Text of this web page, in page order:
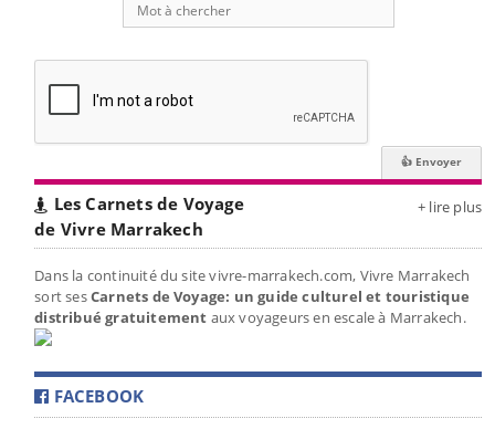
Les Carnets de Voyage
de Vivre Marrakech
+ lire plus
Dans la continuité du site vivre-marrakech.com, Vivre Marrakech
sort sesCarnets de Voyage: un guide culturel et touristique
distribué gratuitement aux voyageurs en escale à Marrakech.
FACEBOOK